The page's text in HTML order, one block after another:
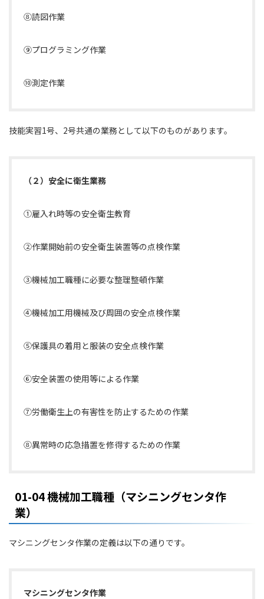
⑧読図作業
⑨プログラミング作業
⑩測定作業
技能実習1号、2号共通の業務として以下のものがあります。
（２）安全に衛生業務
①雇入れ時等の安全衛生教育
②作業開始前の安全衛生装置等の点検作業
③機械加工職種に必要な整理整頓作業
④機械加工用機械及び周囲の安全点検作業
⑤保護具の着用と服装の安全点検作業
⑥安全装置の使用等による作業
⑦労働衛生上の有害性を防止するための作業
⑧異常時の応急措置を修得するための作業
01-04 機械加工職種（マシニングセンタ作
業）
マシニングセンタ作業の定義は以下の通りです。
マシニングセンタ作業